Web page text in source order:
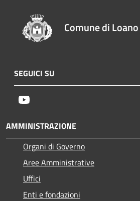
Comune di Loano
SEGUICI SU
AMMINISTRAZIONE
Organi di Governo
Aree Amministrative
Uffici
Enti e fondazioni